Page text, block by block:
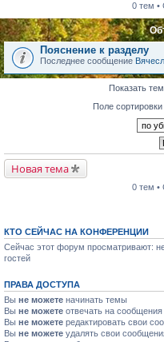
0 тем •
Пояснение к разделу
Последнее сообщение
Показать
Поле сортировки
Новая тема
0 тем •
КТО СЕЙЧАС НА КОНФЕРЕНЦИИ
Сейчас этот форум просматривают:
гостей
ПРАВА ДОСТУПА
Вы не можете начинать темы
Вы не можете отвечать на сообщения
Вы не можете редактировать свои
Вы не можете удалять свои